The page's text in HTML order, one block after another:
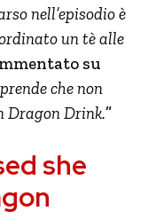
nell’episodio è
un tè alle
su
che non
Dragon Drink.”
she